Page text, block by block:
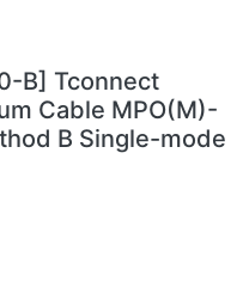
B] Tconnect
Cable MPO(M)-
B Single-mode